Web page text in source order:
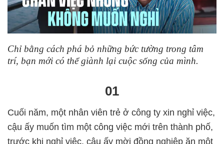
Chỉ bằng cách phá bỏ những bức tường trong tâm
trí, bạn mới có thể giành lại cuộc sống của mình.
01
Cuối năm, một nhân viên trẻ ở công ty xin nghỉ việc,
cậu ấy muốn tìm một công việc mới trên thành phố,
trước khi nghỉ việc, cậu ấy mời đồng nghiệp ăn một